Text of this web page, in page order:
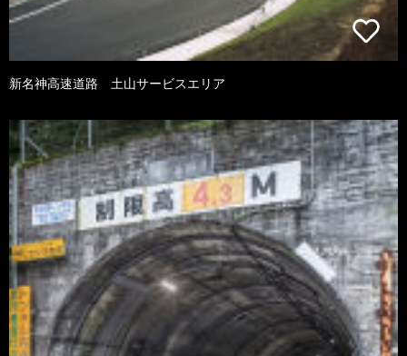
新名神高速道路 土山サービスエリア